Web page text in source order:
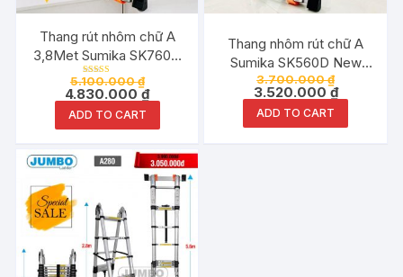
Thang rút nhôm chữ A
3,8Met Sumika SK760D
cao chữ I 7,6Met
Rated
5.00
out of 5
5.100.000₫
4.830.000₫
ADD TO CART
Thang nhôm rút chữ A
Sumika SK560D New
chữ A 2.8Met chữ I
5.6Met
3.700.000₫
3.520.000₫
ADD TO CART